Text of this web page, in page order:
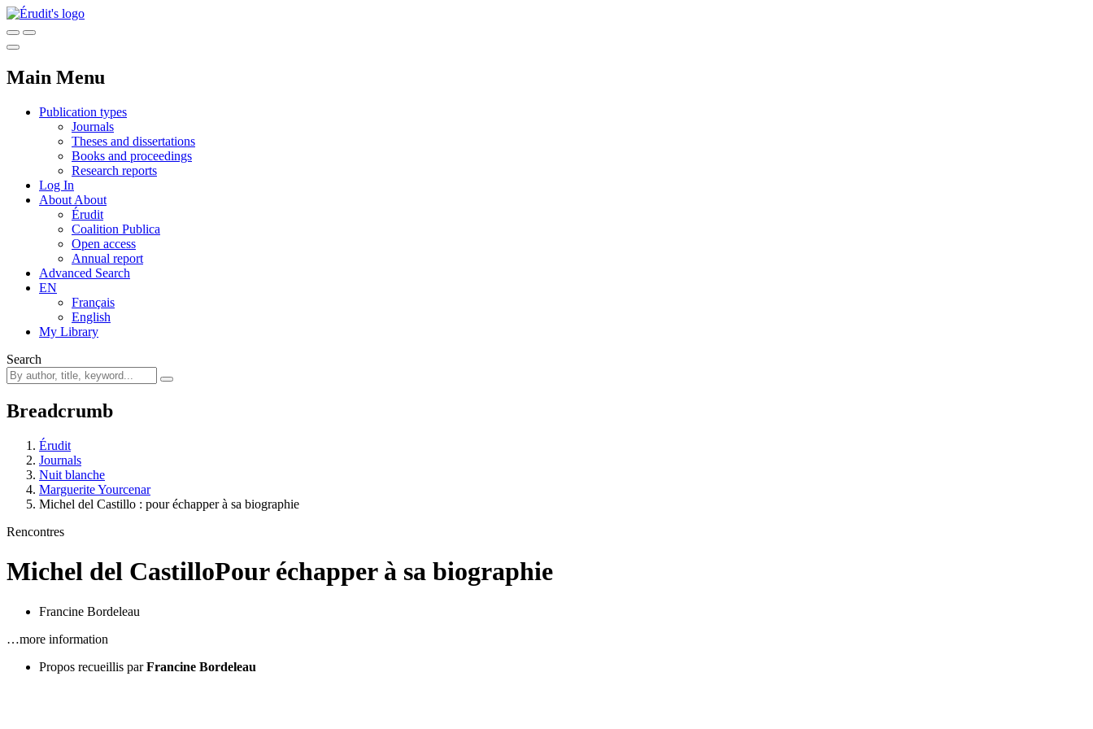
Main Menu
Publication types
Journals
Theses and dissertations
Books and proceedings
Research reports
Log In
About About
Érudit
Coalition Publica
Open access
Annual report
Advanced Search
EN
Français
English
My Library
Search
Breadcrumb
Érudit
Journals
Nuit blanche
Marguerite Yourcenar
Michel del Castillo : pour échapper à sa biographie
Rencontres
Michel del CastilloPour échapper à sa biographie
Francine Bordeleau
…more information
Propos recueillis par Francine Bordeleau